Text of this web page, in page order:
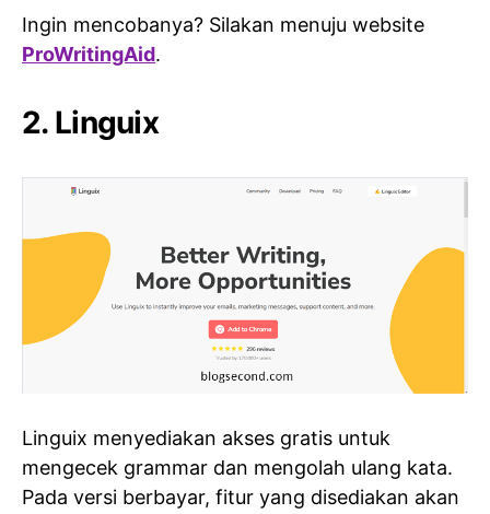
Ingin mencobanya? Silakan menuju website
ProWritingAid.
2. Linguix
Linguix menyediakan akses gratis untuk
mengecek grammar dan mengolah ulang kata.
Pada versi berbayar, fitur yang disediakan akan